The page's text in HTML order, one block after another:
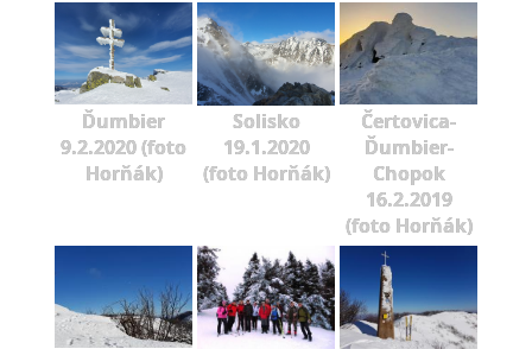
Ďumbier
9.2.2020 (foto
Horňák)
Solisko
19.1.2020
(foto Horňák)
Čertovica-
Ďumbier-
Chopok
16.2.2019
(foto Horňák)